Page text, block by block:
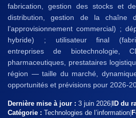
fabrication, gestion des stocks et
distribution, gestion de la chaîne
l’approvisionnement commercial) ;
hybride) ; utilisateur final
entreprises de biotechnologie,
pharmaceutiques, prestataires
région — taille du marché,
opportunités et prévisions pour 2026-
Dernière mise à jour : 3 juin 2026 ID du
Catégorie : Technologies de l’information